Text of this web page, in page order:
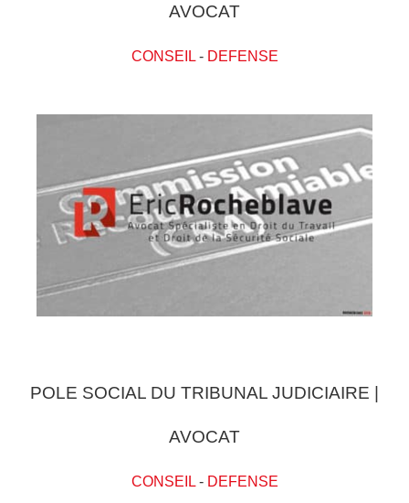
AVOCAT
CONSEIL- DEFENSE
POLE SOCIAL DU TRIBUNAL JUDICIAIRE |
AVOCAT
CONSEIL- DEFENSE